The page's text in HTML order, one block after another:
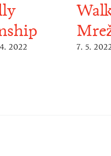
2022 7. 5.